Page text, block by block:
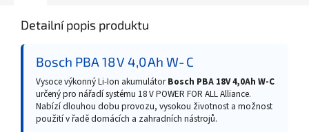
Detailní popis produktu
Bosch PBA 18 V 4,0 Ah W‑C
Vysoce výkonný Li‑Ion akumulátorBosch PBA 18V 4,0Ah W‑C
určený pro nářadí systému 18 V POWER FOR ALL Alliance.
Nabízí dlouhou dobu provozu, vysokou životnost a možnost
použití v řadě domácích a zahradních nástrojů.